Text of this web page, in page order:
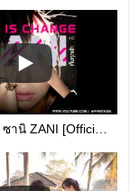
เจ็บทุกเช้า - ซานิ ZANI [Official Audio]